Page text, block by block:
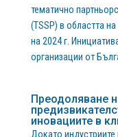
тематично
(TSSP) в областта
на 2024 г.
организации от
Преодоляване
иновациите в
Докато